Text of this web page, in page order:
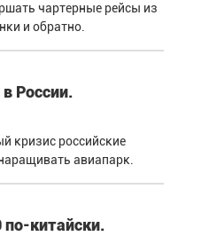
чартерные рейсы из
и обратно.
России.
кризис российские
авиапарк.
по-китайски.